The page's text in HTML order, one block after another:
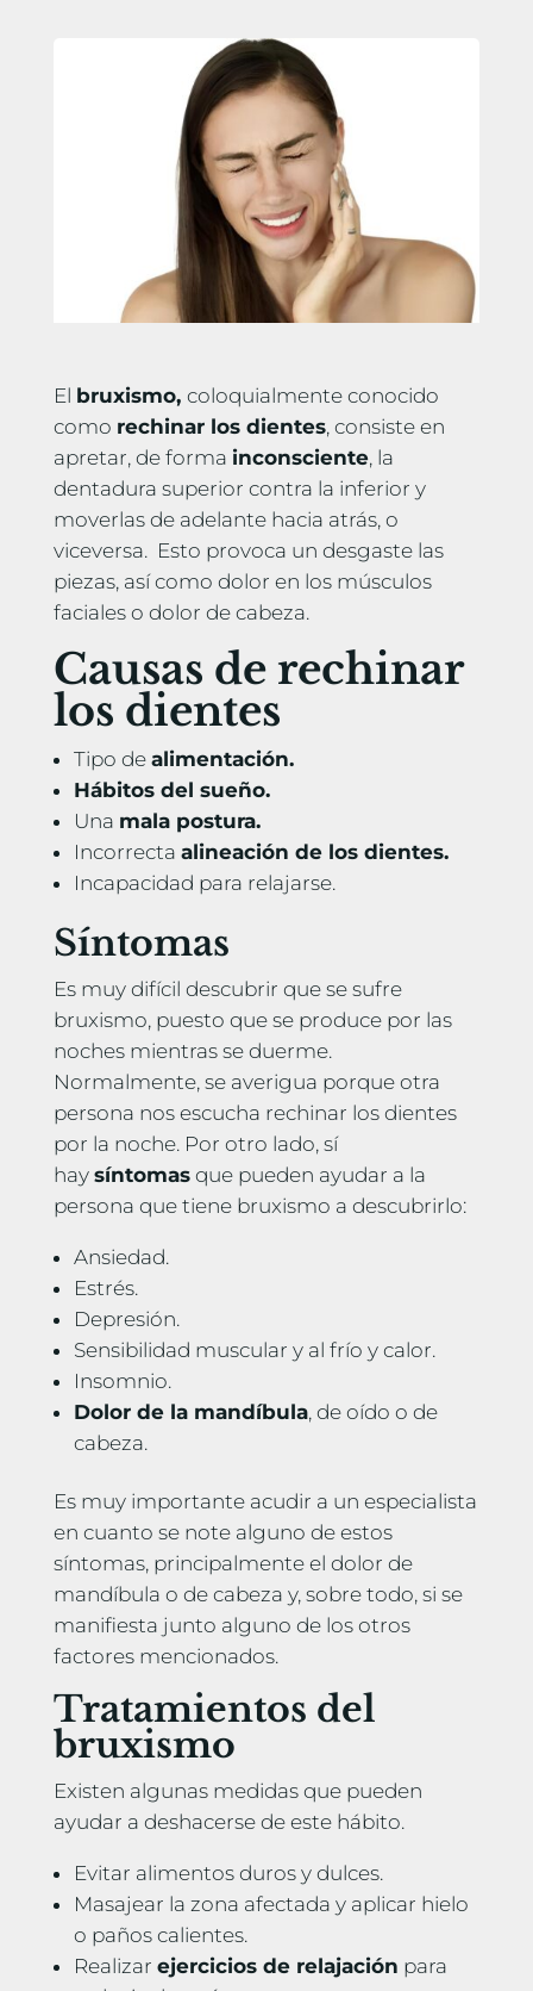
El bruxismo, coloquialmente conocido
como rechinar los dientes, consiste en
apretar, de forma inconsciente, la
dentadura superior contra la inferior y
moverlas de adelante hacia atrás, o
viceversa. Esto provoca un desgaste las
piezas, así como dolor en los músculos
faciales o dolor de cabeza.
Causas de rechinar
los dientes
Tipo de alimentación.
Hábitos del sueño.
Una mala postura.
Incorrecta alineación de los dientes.
Incapacidad para relajarse.
Síntomas
Es muy difícil descubrir que se sufre
bruxismo, puesto que se produce por las
noches mientras se duerme.
Normalmente, se averigua porque otra
persona nos escucha rechinar los dientes
por la noche. Por otro lado, sí
hay síntomasque pueden ayudar a la
persona que tiene bruxismo a descubrirlo:
Ansiedad.
Estrés.
Depresión.
Sensibilidad muscular y al frío y calor.
Insomnio.
Dolor de la mandíbula, de oído o de
cabeza.
Es muy importante acudir a un especialista
en cuanto se note alguno de estos
síntomas, principalmente el dolor de
mandíbula o de cabeza y, sobre todo, si se
manifiesta junto alguno de los otros
factores mencionados.
Tratamientos del
bruxismo
Existen algunas medidas que pueden
ayudar a deshacerse de este hábito.
Evitar alimentos duros y dulces.
Masajear la zona afectada y aplicar hielo
o paños calientes.
Realizar ejercicios de relajación para